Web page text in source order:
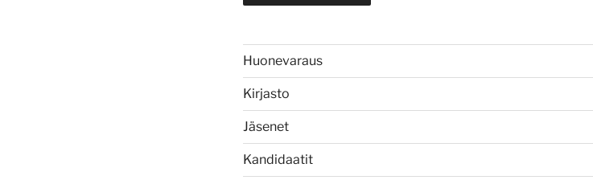
Huonevaraus
Kirjasto
Jäsenet
Kandidaatit